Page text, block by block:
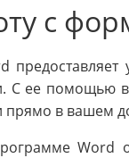
с
С ее помощью
прямо в вашем
Word